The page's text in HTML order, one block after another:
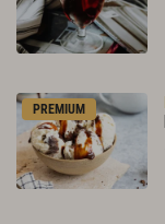
PREMIUM